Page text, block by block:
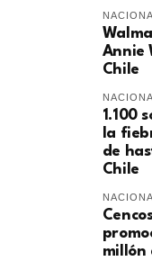
Annie
Chile
1.100
la
de
Chile
millón